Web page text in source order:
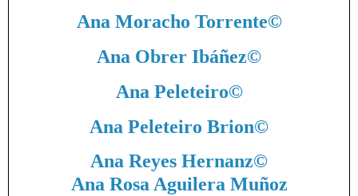
Ana Moracho Torrente©
Ana Obrer Ibáñez©
Ana Peleteiro©
Ana Peleteiro Brion©
Ana Reyes Hernanz©
Ana Rosa Aguilera Muñoz